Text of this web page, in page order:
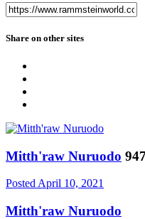
Share on other sites
Mitth'raw Nuruodo
Posted April 10, 2021
Mitth'raw Nuruodo